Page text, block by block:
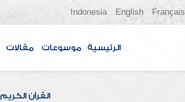
Français
English
Indonesia
الرئيسية موسوعات مقالات
القرآن الكريم